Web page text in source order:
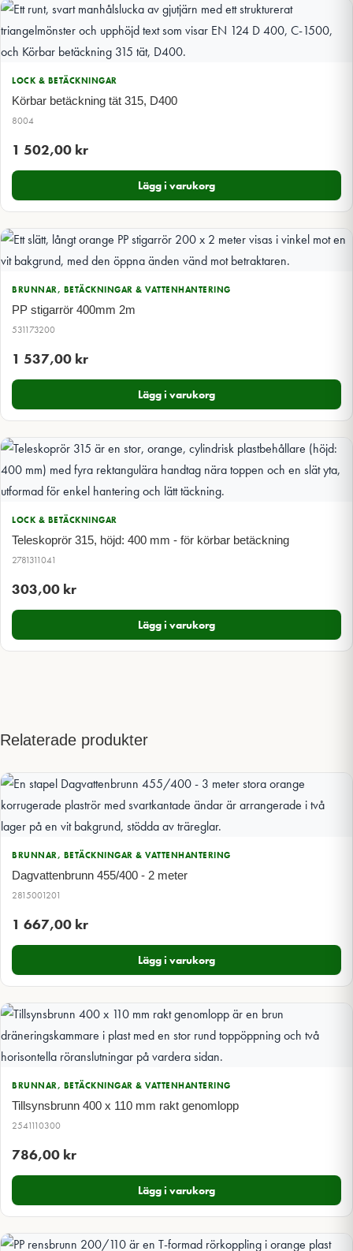
LOCK & BETÄCKNINGAR
Körbar betäckning tät 315, D400
8004
1 502,00 kr
Lägg i varukorg
BRUNNAR, BETÄCKNINGAR & VATTENHANTERING
PP stigarrör 400mm 2m
531173200
1 537,00 kr
Lägg i varukorg
LOCK & BETÄCKNINGAR
Teleskoprör 315, höjd: 400 mm - för körbar betäckning
2781311041
303,00 kr
Lägg i varukorg
Relaterade produkter
BRUNNAR, BETÄCKNINGAR & VATTENHANTERING
Dagvattenbrunn 455/400 - 2 meter
2815001201
1 667,00 kr
Lägg i varukorg
BRUNNAR, BETÄCKNINGAR & VATTENHANTERING
Tillsynsbrunn 400 x 110 mm rakt genomlopp
2541110300
786,00 kr
Lägg i varukorg